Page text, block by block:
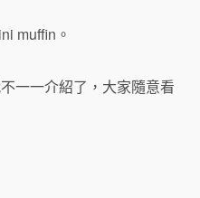
muffin。
一一介紹了，大家隨意看